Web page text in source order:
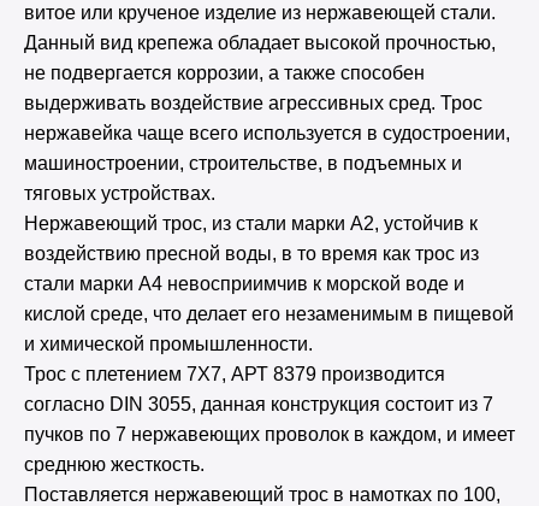
витое или крученое изделие из нержавеющей стали.
Данный вид крепежа обладает высокой прочностью,
не подвергается коррозии, а также способен
выдерживать воздействие агрессивных сред. Трос
нержавейка чаще всего используется в судостроении,
машиностроении, строительстве, в подъемных и
тяговых устройствах.
Нержавеющий трос, из стали марки А2, устойчив к
воздействию пресной воды, в то время как трос из
стали марки А4 невосприимчив к морской воде и
кислой среде, что делает его незаменимым в пищевой
и химической промышленности.
Трос с плетением 7Х7, АРТ 8379 производится
согласно DIN 3055, данная конструкция состоит из 7
пучков по 7 нержавеющих проволок в каждом, и имеет
среднюю жесткость.
Поставляется нержавеющий трос в намотках по 100,